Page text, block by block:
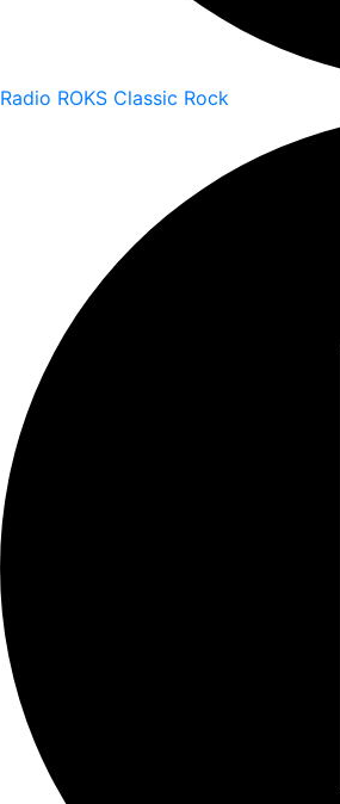
Radio ROKS Classic Rock